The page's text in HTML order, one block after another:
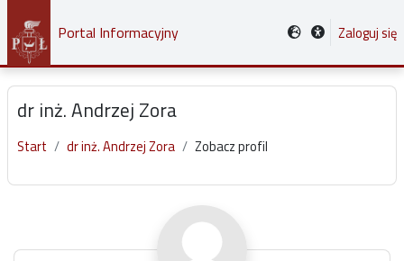
Przejdź do głównej zawartości
Portal Informacyjny Zaloguj się
dr inż. Andrzej Zora
Start dr inż. Andrzej Zora Zobacz profil